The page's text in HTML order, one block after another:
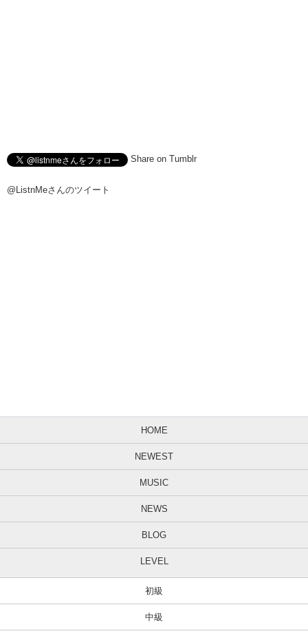
Share on Tumblr
@ListnMeさんのツイート
HOME
NEWEST
MUSIC
NEWS
BLOG
LEVEL
初級
中級